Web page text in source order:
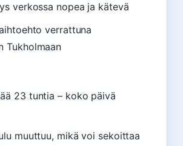
verkossa nopea ja kätevä
verrattuna
Tukholmaan
23 tuntia – koko päivä
muuttuu, mikä voi sekoittaa